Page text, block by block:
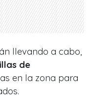
llevando a cabo,
de
en la zona para